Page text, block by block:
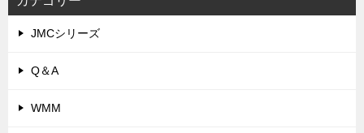
JMCシリーズ
Q＆A
WMM